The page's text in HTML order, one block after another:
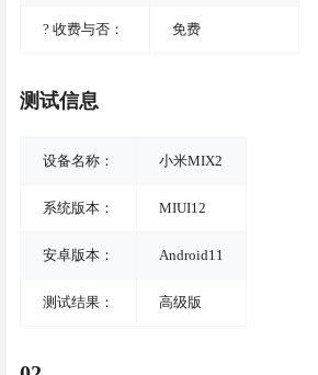
? 收费与否： 免费
测试信息
设备名称： 小米MIX2
系统版本： MIUI12
安卓版本： Android11
测试结果： 高级版